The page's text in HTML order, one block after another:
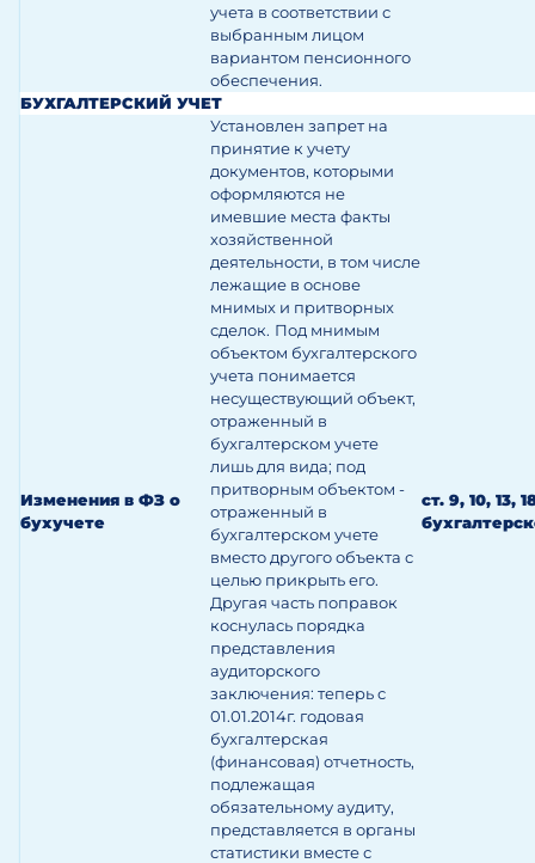
учета в соответствии с
выбранным лицом
вариантом пенсионного
обеспечения.
БУХГАЛТЕРСКИЙ УЧЕТ
Изменения в ФЗ о
бухучете
Установлен запрет на
принятие к учету
документов, которыми
оформляются не
имевшие места факты
хозяйственной
деятельности, в том числе
лежащие в основе
мнимых и притворных
сделок. Под мнимым
объектом бухгалтерского
учета понимается
несуществующий объект,
отраженный в
бухгалтерском учете
лишь для вида; под
притворным объектом -
отраженный в
бухгалтерском учете
вместо другого объекта с
целью прикрыть его.
Другая часть поправок
коснулась порядка
представления
аудиторского
заключения: теперь с
01.01.2014г. годовая
бухгалтерская
(финансовая) отчетность,
подлежащая
обязательному аудиту,
представляется в органы
статистики вместе с
ст. 9, 10, 13,